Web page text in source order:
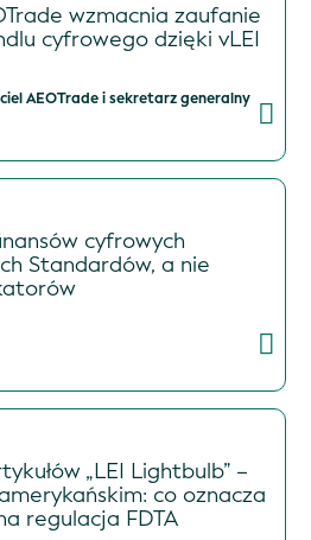
wzmacnia zaufanie
cyfrowego dzięki vLEI
AEOTrade i sekretarz generalny
cyfrowych
Standardów, a nie
„LEI Lightbulb” –
co oznacza
regulacja FDTA